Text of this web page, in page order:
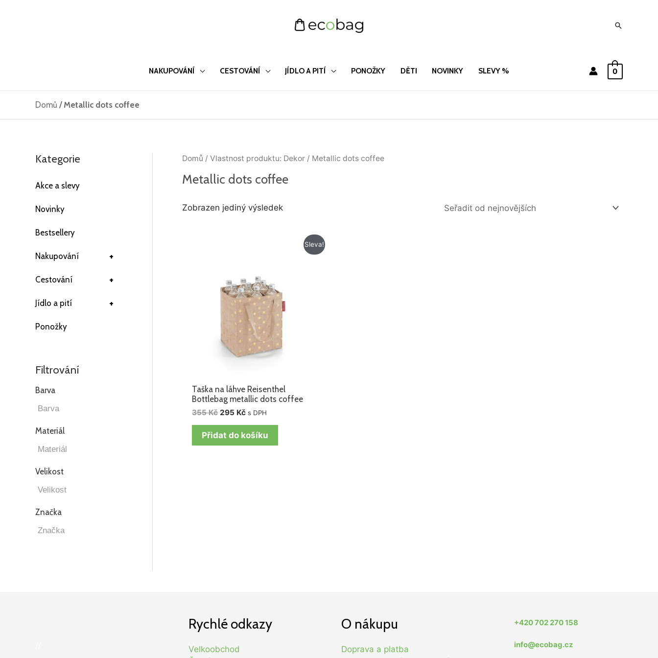
Hledat
NAKUPOVÁNÍ CESTOVÁNÍ JÍDLO A PITÍ PONOŽKY DĚTI NOVINKY SLEVY % 0
Domů /Metallic dots coffee
Kategorie
Akce a slevy
Novinky
Bestsellery
+
Nakupování
+
Cestování
+
Jídlo a pití
Ponožky
Filtrování
Barva
Materiál
Velikost
Značka
Domů / Vlastnost produktu: Dekor / Metallic dots coffee
Metallic dots coffee
Zobrazen jediný výsledek
Sleva!
Taška na láhve Reisenthel
Bottlebag metallic dots coffee
355Kč 295 Kč s DPH
Přidat do košíku
Rychlé odkazy
Velkoobchod
O nákupu
Doprava a platba
+420 702 270 158
info@ecobag.cz